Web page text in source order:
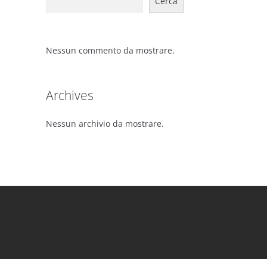
Nessun commento da mostrare.
Archives
Nessun archivio da mostrare.